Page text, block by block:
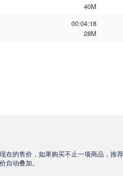
40M
00:04:18
28M
在的售价，如果购买不止一项商品，推
自动叠加。